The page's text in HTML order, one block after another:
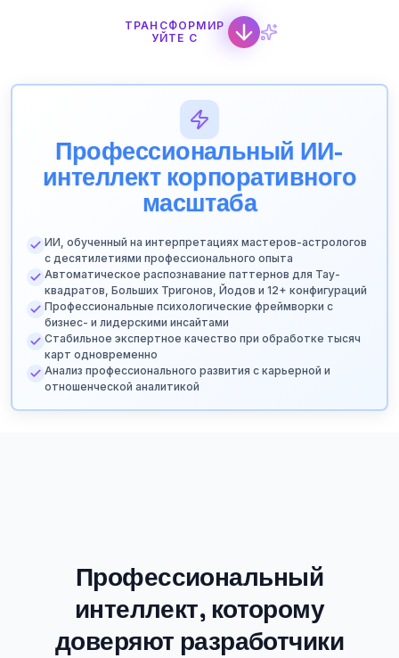
ТРАНСФОРМИР
УЙТЕ С
Профессиональный ИИ-
интеллект корпоративного
масштаба
ИИ, обученный на интерпретациях мастеров-астрологов
с десятилетиями профессионального опыта
Автоматическое распознавание паттернов для Тау-
квадратов, Больших Тригонов, Йодов и 12+ конфигураций
Профессиональные психологические фреймворки с
бизнес- и лидерскими инсайтами
Стабильное экспертное качество при обработке тысяч
карт одновременно
Анализ профессионального развития с карьерной и
отношенческой аналитикой
Профессиональный
интеллект, которому
доверяют разработчики